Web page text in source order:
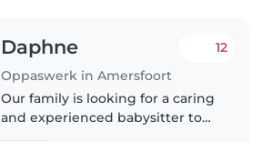
Daphne
Oppaswerk in Amersfoort
12
Our family is looking for a caring
and experienced babysitter to